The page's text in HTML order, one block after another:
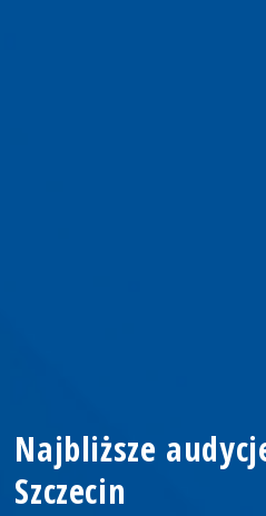
Najbliższe
Szczecin